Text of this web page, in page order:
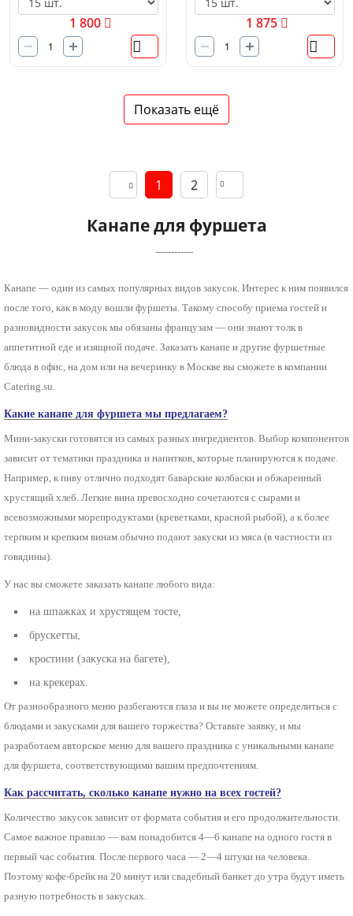
1 800 1 875
Показать ещё
1 2
Канапе для фуршета
Канапе — один из самых популярных видов закусок. Интерес к ним появился
после того, как в моду вошли фуршеты. Такому способу приема гостей и
разновидности закусок мы обязаны французам — они знают толк в
аппетитной еде и изящной подаче. Заказать канапе и другие фуршетные
блюда в офис, на дом или на вечеринку в Москве вы сможете в компании
Catering.su.
Какие канапе для фуршета мы предлагаем?
Мини-закуски готовятся из самых разных ингредиентов. Выбор компонентов
зависит от тематики праздника и напитков, которые планируются к подаче.
Например, к пиву отлично подходят баварские колбаски и обжаренный
хрустящий хлеб. Легкие вина превосходно сочетаются с сырами и
всевозможными морепродуктами (креветками, красной рыбой), а к более
терпким и крепким винам обычно подают закуски из мяса (в частности из
говядины).
У нас вы сможете заказать канапе любого вида:
на шпажках и хрустящем тосте,
брускетты,
кростини (закуска на багете),
на крекерах.
От разнообразного меню разбегаются глаза и вы не можете определиться с
блюдами и закусками для вашего торжества? Оставьте заявку, и мы
разработаем авторское меню для вашего праздника с уникальными канапе
для фуршета, соответствующими вашим предпочтениям.
Как рассчитать, сколько канапе нужно на всех гостей?
Количество закусок зависит от формата события и его продолжительности.
Самое важное правило — вам понадобится 4—6 канапе на одного гостя в
первый час события. После первого часа — 2—4 штуки на человека.
Поэтому кофе-брейк на 20 минут или свадебный банкет до утра будут иметь
разную потребность в закусках.